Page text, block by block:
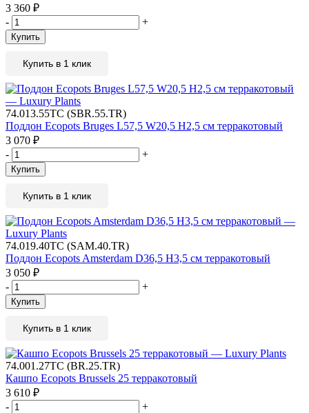
3 360 ₽
-
+
Купить
Купить в 1 клик
74.013.55TC (SBR.55.TR)
Поддон Ecopots Bruges L57,5 W20,5 H2,5 см терракотовый
3 070 ₽
-
+
Купить
Купить в 1 клик
74.019.40TC (SAM.40.TR)
Поддон Ecopots Amsterdam D36,5 H3,5 см терракотовый
3 050 ₽
-
+
Купить
Купить в 1 клик
74.001.27TC (BR.25.TR)
Кашпо Ecopots Brussels 25 терракотовый
3 610 ₽
-
+